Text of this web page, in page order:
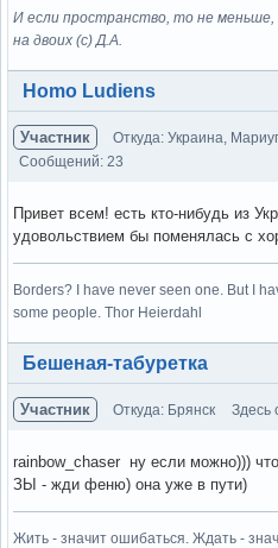
И если пространство, то не
на двоих (с) Д.А.
Вне форума
Homo Ludiens
Участник Откуда: Украина,
Сообщений: 23
Привет всем! есть кто-нибудь из
удовольствием бы поменялась с
Borders? I have never seen one. But I
some people. Thor Heierdahl
Вне форума
Бешеная-табуретка
Участник Откуда: Брянск Здесь
rainbow_chaser ну если можно)))
ЗЫ - жди феню) она уже в пути)
Жить - значит ошибаться. Ждать -